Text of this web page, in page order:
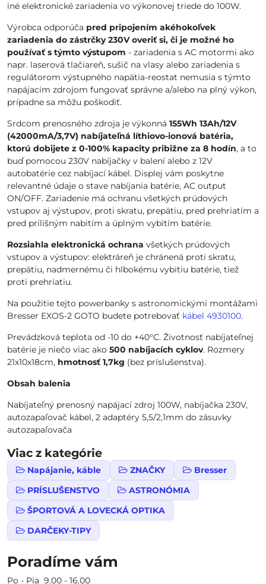
iné elektronické zariadenia vo výkonovej triede do 100W.
Výrobca odporúča pred pripojením akéhokoľvek
zariadenia do zástrčky 230V overiť si, či je možné ho
používať s týmto výstupom - zariadenia s AC motormi ako
napr. laserová tlačiareň, sušič na vlasy alebo zariadenia s
regulátorom výstupného napätia-reostat nemusia s týmto
napájacím zdrojom fungovať správne a/alebo na plný výkon,
prípadne sa môžu poškodiť.
Srdcom prenosného zdroja je výkonná 155Wh 13Ah/12V
(42000mA/3,7V) nabíjateľná líthiovo-ionová batéria,
ktorú dobijete z 0-100% kapacity pribižne za 8 hodín, a to
buď pomocou 230V nabíjačky v balení alebo z 12V
autobatérie cez nabíjací kábel. Displej vám poskytne
relevantné údaje o stave nabíjania batérie, AC output
ON/OFF. Zariadenie má ochranu všetkých prúdových
vstupov aj výstupov, proti skratu, prepätiu, pred prehriatím a
pred prílišným nabitím a úplným vybitím batérie.
Rozsiahla elektronická ochrana všetkých prúdových
vstupov a výstupov: elektráreň je chránená proti skratu,
prepätiu, nadmernému či hlbokému vybitiu batérie, tiež
proti prehriatiu.
Na použitie tejto powerbanky s astronomickými montážami
Bresser EXOS-2 GOTO budete potrebovať kábel 4930100.
Prevádzková teplota od -10 do +40°C. Životnosť nabíjateľnej
batérie je niečo viac ako 500 nabíjacích cyklov. Rozmery
21x10x18cm, hmotnosť 1,7kg (bez príslušenstva).
Obsah balenia
Nabíjateľný prenosný napájací zdroj 100W, nabíjačka 230V,
autozapaľovač kábel, 2 adaptéry 5,5/2,1mm do zásuvky
autozapaľovača
Viac z kategórie
Napájanie, káble ZNAČKY
Bresser
PRÍSLUŠENSTVO
ASTRONÓMIA
ŠPORTOVÁ A LOVECKÁ OPTIKA
DARČEKY-TIPY
Poradíme vám
Po - Pia 9.00 - 16.00